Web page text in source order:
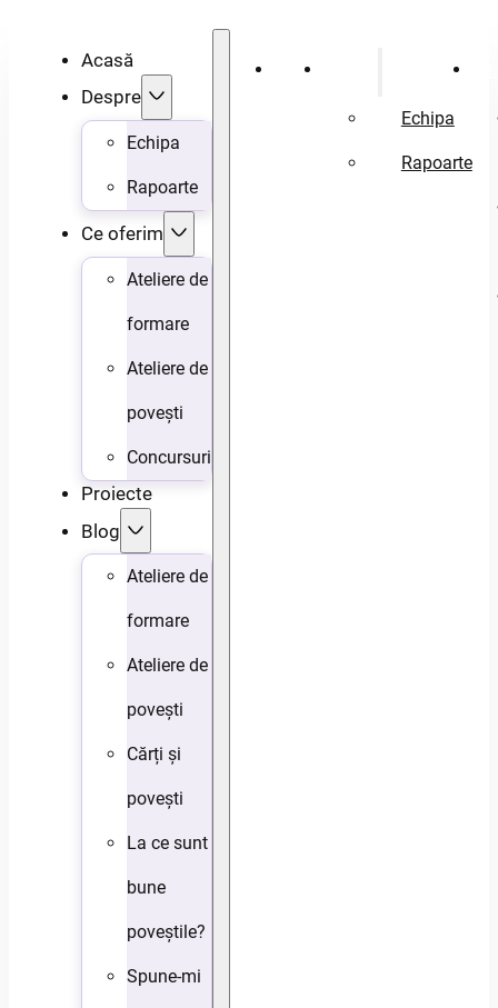
Acasă
Despre
Echipa
Rapoarte
Ce oferim
Ateliere de
formare
Ateliere de
povești
Concursuri
Proiecte
Blog
Ateliere de
formare
Ateliere de
povești
Cărți și
povești
La ce sunt
bune
poveștile?
Spune-mi
Acasă
Echipa
Rapoarte